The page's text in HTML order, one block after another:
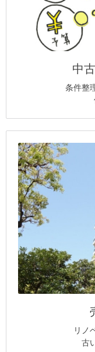
中
条件整
リノ
古